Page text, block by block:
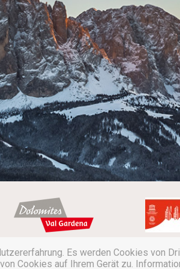
Es werden Cookies von
Cookies auf Ihrem Gerät zu.
COL RAISER · MwSt. Nr.